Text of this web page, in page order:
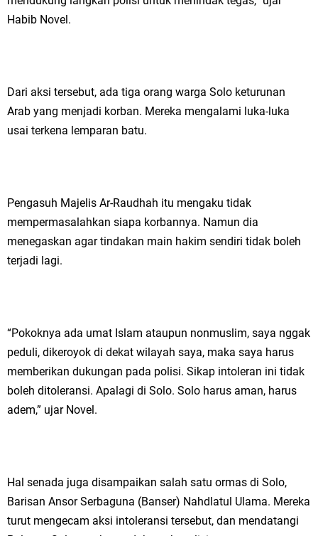
Habib Novel.
Dari aksi tersebut, ada tiga orang warga Solo keturunan
Arab yang menjadi korban. Mereka mengalami luka-luka
usai terkena lemparan batu.
Pengasuh Majelis Ar-Raudhah itu mengaku tidak
mempermasalahkan siapa korbannya. Namun dia
menegaskan agar tindakan main hakim sendiri tidak boleh
terjadi lagi.
“Pokoknya ada umat Islam ataupun nonmuslim, saya nggak
peduli, dikeroyok di dekat wilayah saya, maka saya harus
memberikan dukungan pada polisi. Sikap intoleran ini tidak
boleh ditoleransi. Apalagi di Solo. Solo harus aman, harus
adem,” ujar Novel.
Hal senada juga disampaikan salah satu ormas di Solo,
Barisan Ansor Serbaguna (Banser) Nahdlatul Ulama. Mereka
turut mengecam aksi intoleransi tersebut, dan mendatangi